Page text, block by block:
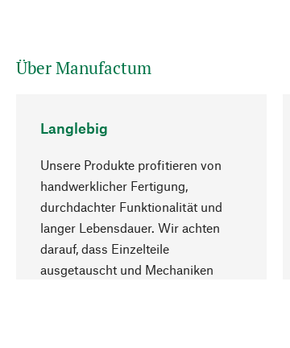
Über Manufactum
Langlebig
Unsere Produkte profitieren von
handwerklicher Fertigung,
durchdachter Funktionalität und
langer Lebensdauer. Wir achten
darauf, dass Einzelteile
ausgetauscht und Mechaniken